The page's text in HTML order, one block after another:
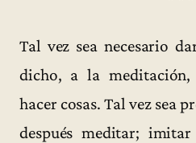
Tal vez sea necesario
dicho, a la
hacer cosas. Tal vez sea
después meditar;